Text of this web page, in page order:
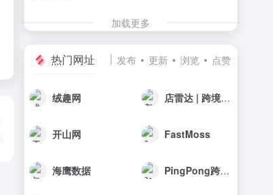
加载更多
热门网址 发布 更新 浏览 点赞
绒趣网 店雷达 | 跨境选品工具
开山网 FastMoss
海鹰数据 PingPong跨境收款